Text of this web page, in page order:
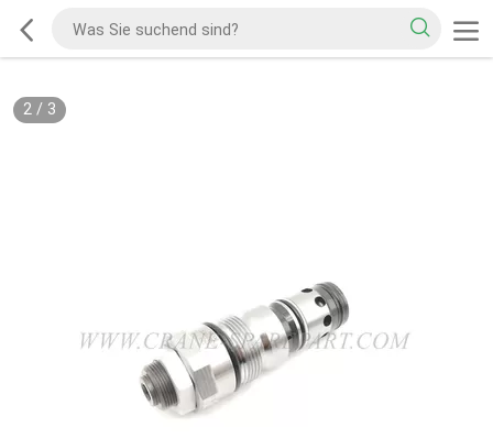
2/ 3